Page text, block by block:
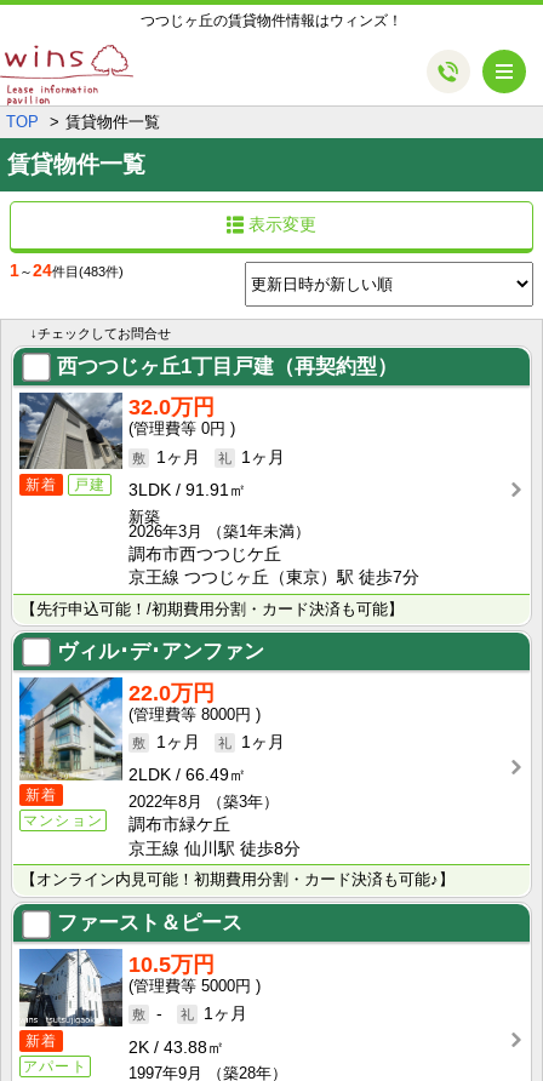
つつじヶ丘の賃貸物件情報はウィンズ！
TOP 賃貸物件一覧
賃貸物件一覧
表示変更
1～24件目 (483件)
↓チェックしてお問合せ
西つつじヶ丘1丁目戸建（再契約型）
新着 戸建
32.0万円
0円
1ヶ月
1ヶ月
3LDK
91.91㎡
新築
2026年3月
（築1年未満）
調布市西つつじケ丘
京王線 つつじヶ丘（東京）駅 徒歩7分
【先行申込可能！/初期費用分割・カード決済も可能】
ヴィル･デ･アンファン
新着
マンション
22.0万円
8000円
1ヶ月
1ヶ月
2LDK
66.49㎡
2022年8月
（築3年）
調布市緑ケ丘
京王線 仙川駅 徒歩8分
【オンライン内見可能！初期費用分割・カード決済も可能♪】
ファースト＆ピース
新着
アパート
10.5万円
5000円
-
1ヶ月
2K
43.88㎡
1997年9月
（築28年）